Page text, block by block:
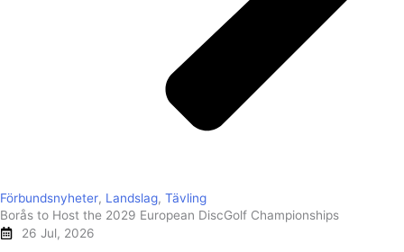
Förbundsnyheter, Landslag, Tävling
Borås to Host the 2029 European DiscGolf Championships
26 Jul, 2026